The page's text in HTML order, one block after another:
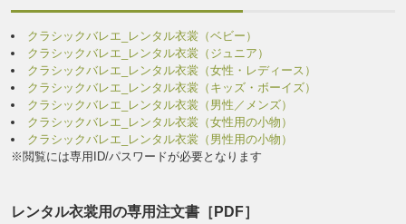
クラシックバレエ_レンタル衣裳（ベビー）
クラシックバレエ_レンタル衣裳（ジュニア）
クラシックバレエ_レンタル衣裳（女性・レディース）
クラシックバレエ_レンタル衣裳（キッズ・ボーイズ）
クラシックバレエ_レンタル衣裳（男性／メンズ）
クラシックバレエ_レンタル衣裳（女性用の小物）
クラシックバレエ_レンタル衣裳（男性用の小物）
※閲覧には専用ID/パスワードが必要となります
レンタル衣裳用の専用注文書［PDF］